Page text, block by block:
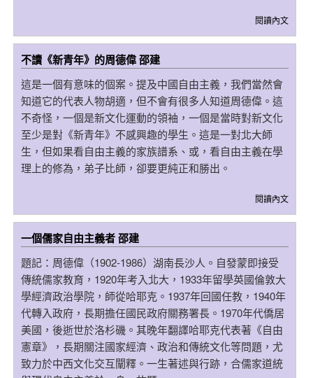
閱讀內文
不讀《新青年》的周德偉 邵建
這是一個有意味的個案。提及中國自由主義，我們當然會
知道它的代表人物胡適，但不會有很多人知道周德偉。這
不奇怪，一個是新文化運動的領袖，一個是當時對新文化
至少是對《新青年》不感興趣的學生。這是一對北大師
生，但如果看自由主義的家族譜系、或，看自由主義在學
理上的修為，弟子比師，卻要更純正和勝出。
閱讀內文
一個儒家自由主義者 邵建
題記：周德偉（1902-1986）湖南長沙人。自發蒙即接受
傳統儒家教育，1920年考入北大，1933年留學英國倫敦大
學經濟政治學院，師從哈耶克。1937年回國任教，1940年
代轉入政府，長期擔任國民政府關務署長。1970年代僑居
美國，後逝世於洛杉磯。其晚年翻譯哈耶克代表著《自由
憲章》，長期關注國家經濟、政治和傳統文化等問題，尤
致力於中西文化交互闡釋。一生著述與行跡，合儒家道統